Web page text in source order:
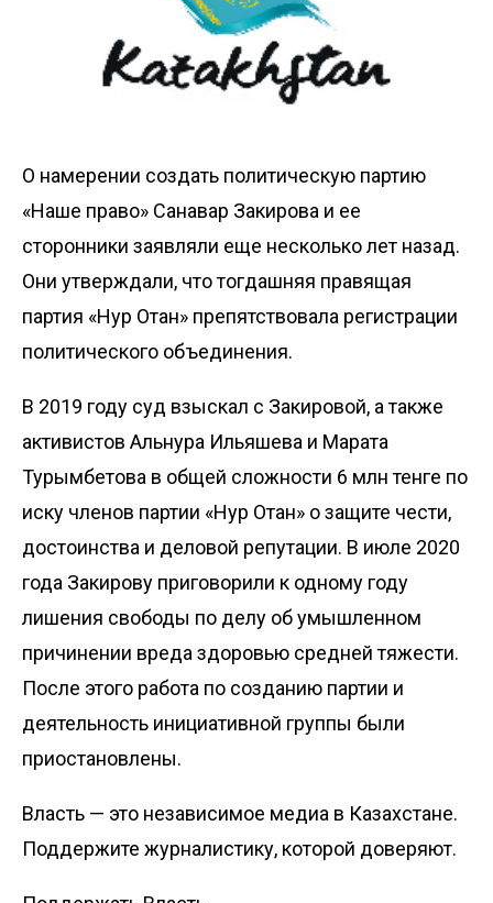
О намерении создать политическую партию
«Наше право» Санавар Закирова и ее
сторонники заявляли еще несколько лет назад.
Они утверждали, что тогдашняя правящая
партия «Нур Отан» препятствовала регистрации
политического объединения.
В 2019 году суд взыскал с Закировой, а также
активистов Альнура Ильяшева и Марата
Турымбетова в общей сложности 6 млн тенге по
иску членов партии «Нур Отан» о защите чести,
достоинства и деловой репутации. В июле 2020
года Закирову приговорили к одному году
лишения свободы по делу об умышленном
причинении вреда здоровью средней тяжести.
После этого работа по созданию партии и
деятельность инициативной группы были
приостановлены.
Власть — это независимое медиа в Казахстане.
Поддержите журналистику, которой доверяют.